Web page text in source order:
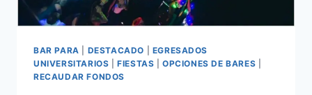
BAR PARA DESTACADO
EGRESADOS
UNIVERSITARIOS |FIESTAS |OPCIONES DE BARES
RECAUDAR FONDOS